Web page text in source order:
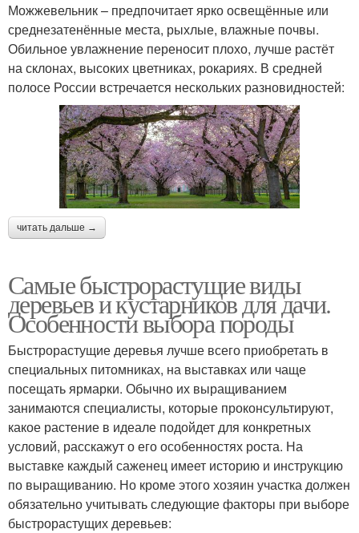
Можжевельник – предпочитает ярко освещённые или
среднезатенённые места, рыхлые, влажные почвы.
Обильное увлажнение переносит плохо, лучше растёт
на склонах, высоких цветниках, рокариях. В средней
полосе России встречается нескольких разновидностей:
читать дальше →
Самые быстрорастущие виды
деревьев и кустарников для дачи.
Особенности выбора породы
Быстрорастущие деревья лучше всего приобретать в
специальных питомниках, на выставках или чаще
посещать ярмарки. Обычно их выращиванием
занимаются специалисты, которые проконсультируют,
какое растение в идеале подойдет для конкретных
условий, расскажут о его особенностях роста. На
выставке каждый саженец имеет историю и инструкцию
по выращиванию. Но кроме этого хозяин участка должен
обязательно учитывать следующие факторы при выборе
быстрорастущих деревьев: